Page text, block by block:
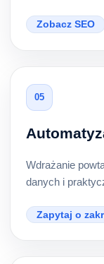
Zobacz SEO
05
Wdrażanie
danych i
Zapytaj o